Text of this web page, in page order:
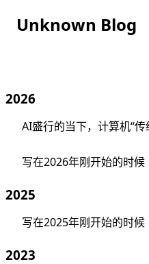
Unknown Blog
2026
AI盛行的当下，计算机“
写在2026年刚开始的时候
2025
写在2025年刚开始的时候
2023